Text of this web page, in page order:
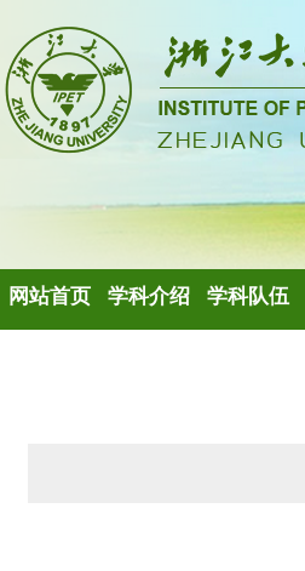
网站首页 学科介绍 学科队伍